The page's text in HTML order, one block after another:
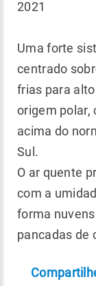
2021
Uma forte
centrado
frias para
origem polar,
acima do
Sul.
O ar quente
com a
forma
pancadas de